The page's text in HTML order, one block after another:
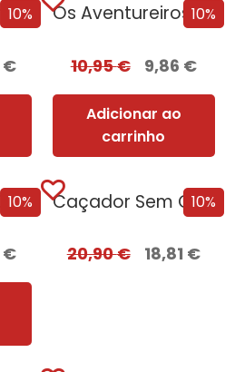
10%
A Musa de Camões [Nova Edição]
€
10%
Os Aventureiros e os Caçadores de Relíquias
10,95€ 9,86 €
Adicionar ao
carrinho
10%
Caçador Sem Coração
€
10%
Caçador Sem Coração Edição com EDGES
20,90€ 18,81 €